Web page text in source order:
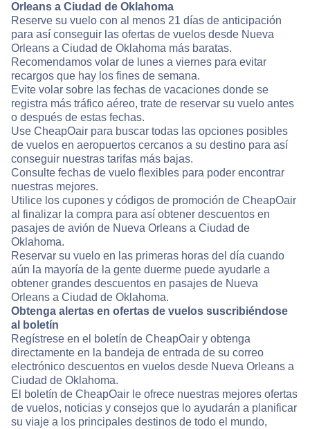
Orleans a Ciudad de Oklahoma
Reserve su vuelo con al menos 21 días de anticipación
para así conseguir las ofertas de vuelos desde Nueva
Orleans a Ciudad de Oklahoma más baratas.
Recomendamos volar de lunes a viernes para evitar
recargos que hay los fines de semana.
Evite volar sobre las fechas de vacaciones donde se
registra más tráfico aéreo, trate de reservar su vuelo antes
o después de estas fechas.
Use CheapOair para buscar todas las opciones posibles
de vuelos en aeropuertos cercanos a su destino para así
conseguir nuestras tarifas más bajas.
Consulte fechas de vuelo flexibles para poder encontrar
nuestras mejores.
Utilice los cupones y códigos de promoción de CheapOair
al finalizar la compra para así obtener descuentos en
pasajes de avión de Nueva Orleans a Ciudad de
Oklahoma.
Reservar su vuelo en las primeras horas del día cuando
aún la mayoría de la gente duerme puede ayudarle a
obtener grandes descuentos en pasajes de Nueva
Orleans a Ciudad de Oklahoma.
Obtenga alertas en ofertas de vuelos suscribiéndose
al boletín
Regístrese en el boletín de CheapOair y obtenga
directamente en la bandeja de entrada de su correo
electrónico descuentos en vuelos desde Nueva Orleans a
Ciudad de Oklahoma.
El boletín de CheapOair le ofrece nuestras mejores ofertas
de vuelos, noticias y consejos que lo ayudarán a planificar
su viaje a los principales destinos de todo el mundo,